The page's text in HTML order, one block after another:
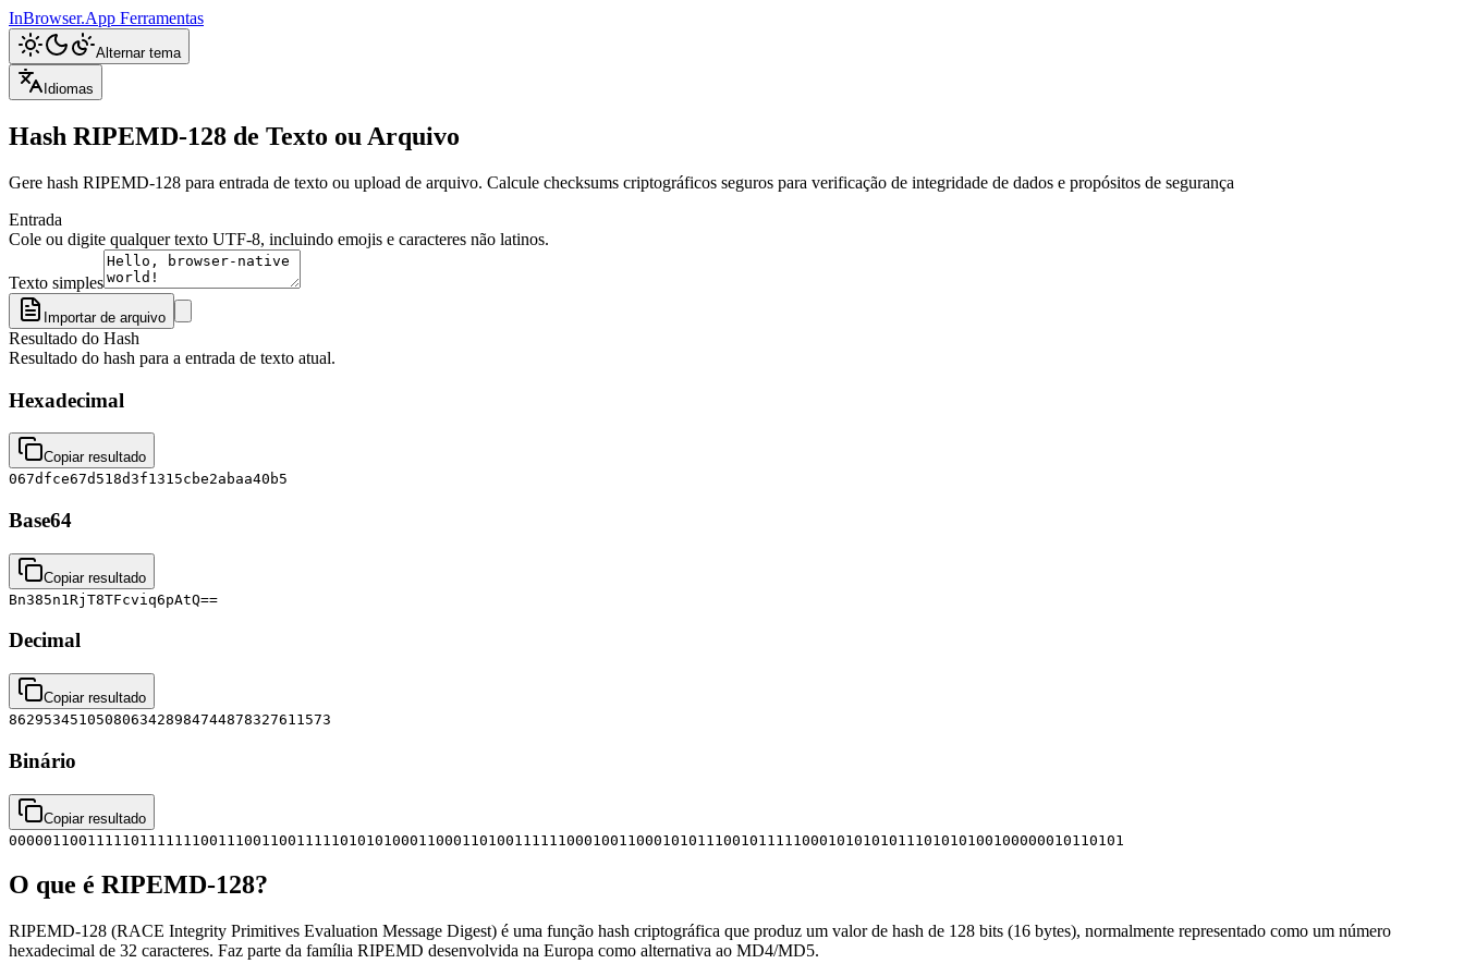
InBrowser.App Ferramentas
Alternar tema
Idiomas
Hash RIPEMD-128 de Texto ou Arquivo
Gere hash RIPEMD-128 para entrada de texto ou upload de arquivo. Calcule checksums criptográficos seguros para verificação de integridade de dados e propósitos de segurança
Entrada
Cole ou digite qualquer texto UTF-8, incluindo emojis e caracteres não latinos.
Texto simples
Importar de arquivo
Resultado do Hash
Resultado do hash para a entrada de texto atual.
Hexadecimal
Copiar resultado
067dfce67d518d3f1315cbe2abaa40b5
Base64
Copiar resultado
Bn385n1RjT8TFcviq6pAtQ==
Decimal
Copiar resultado
8629534510508063428984744878327611573
Binário
Copiar resultado
00000110011111011111110011100110011111010101000110001101001111110001001100010101110010111110001010101011101010100100000010110101
O que é RIPEMD-128?
RIPEMD-128 (RACE Integrity Primitives Evaluation Message Digest) é uma função hash criptográfica que produz um valor de hash de 128 bits (16 bytes), normalmente representado como um número
hexadecimal de 32 caracteres. Faz parte da família RIPEMD desenvolvida na Europa como alternativa ao MD4/MD5.